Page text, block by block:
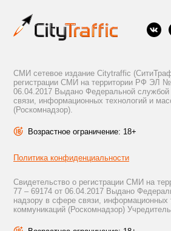
СМИ сетевое издание Citytraffic
регистрации СМИ на территории РФ ЭЛ
06.04.2017 Выдано Федеральной
связи, информационных технологий и
(Роскомнадзор).
Возрастное ограничение: 18+
Политика конфиденциальности
Свидетельство о регистрации СМИ на
77 – 69174 от 06.04.2017 Выдано
надзору в сфере связи, информационных
коммуникаций (Роскомнадзор)